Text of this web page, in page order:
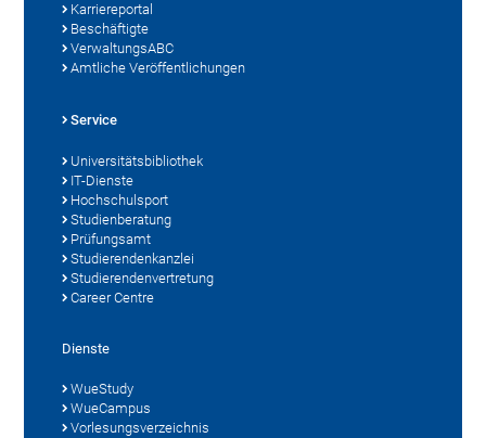
Karriereportal
Beschäftigte
VerwaltungsABC
Amtliche Veröffentlichungen
Service
Universitätsbibliothek
IT-Dienste
Hochschulsport
Studienberatung
Prüfungsamt
Studierendenkanzlei
Studierendenvertretung
Career Centre
Dienste
WueStudy
WueCampus
Vorlesungsverzeichnis